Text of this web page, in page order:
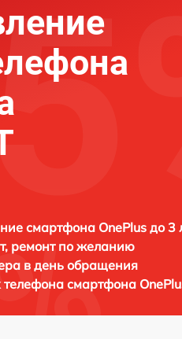
смартфона OnePlus до 3
ремонт по желанию
в день обращения
телефона смартфона